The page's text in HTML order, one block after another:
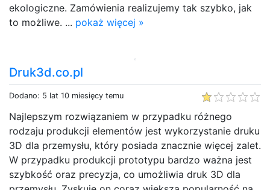
ekologiczne. Zamówienia realizujemy tak szybko, jak
to możliwe. ... pokaż więcej »
Druk3d.co.pl
Dodano: 5 lat 10 miesięcy temu
Najlepszym rozwiązaniem w przypadku różnego
rodzaju produkcji elementów jest wykorzystanie druku
3D dla przemysłu, który posiada znacznie więcej zalet.
W przypadku produkcji prototypu bardzo ważna jest
szybkość oraz precyzja, co umożliwia druk 3D dla